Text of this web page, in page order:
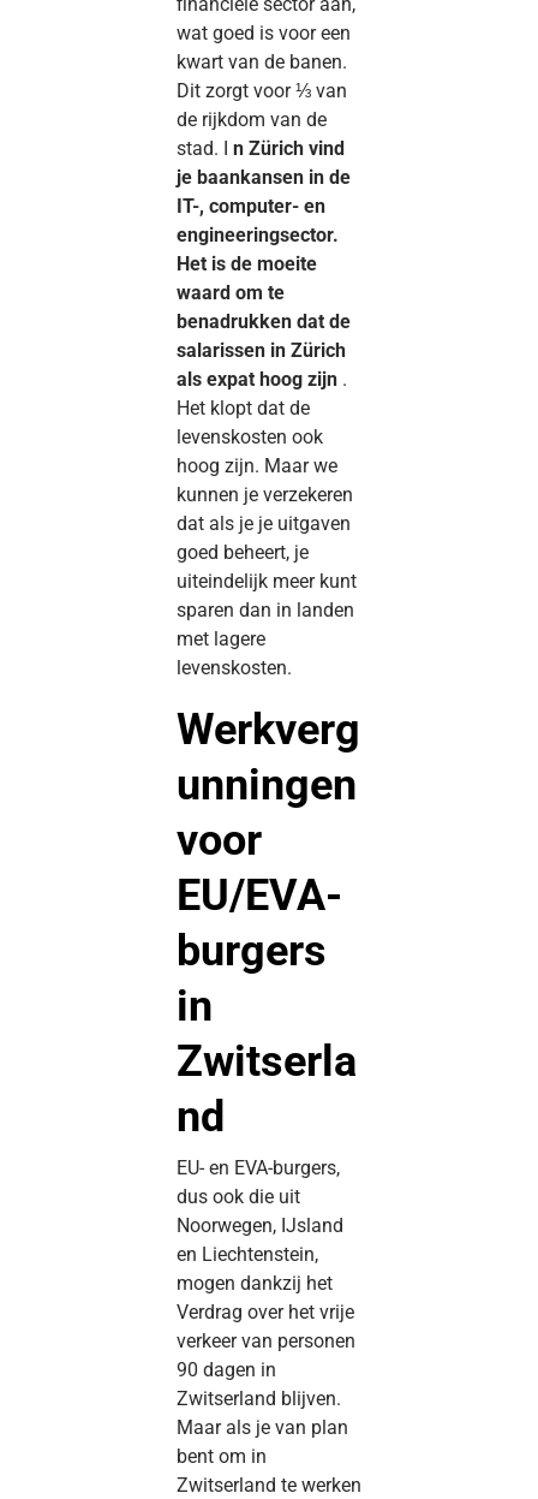
wat goed is voor een
kwart van de banen.
Dit zorgt voor ⅓ van
de rijkdom van de
stad. I n Zürich vind
je baankansen in de
IT-, computer- en
engineeringsector.
Het is de moeite
waard om te
benadrukken dat de
salarissen in Zürich
als expat hoog zijn .
Het klopt dat de
levenskosten ook
hoog zijn. Maar we
kunnen je verzekeren
dat als je je uitgaven
goed beheert, je
uiteindelijk meer kunt
sparen dan in landen
met lagere
levenskosten.
Werkverg
unningen
voor
EU/EVA-
burgers
in
Zwitserla
nd
EU- en EVA-burgers,
dus ook die uit
Noorwegen, IJsland
en Liechtenstein,
mogen dankzij het
Verdrag over het vrije
verkeer van personen
90 dagen in
Zwitserland blijven.
Maar als je van plan
bent om in
Zwitserland te werken